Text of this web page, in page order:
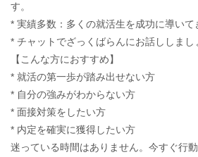
す。
* 実績多数：多くの就活生を成功に導いて
* チャットでざっくばらんにお話ししまし
【こんな方におすすめ】
* 就活の第一歩が踏み出せない方
* 自分の強みがわからない方
* 面接対策をしたい方
* 内定を確実に獲得したい方
迷っている時間はありません。今すぐ行